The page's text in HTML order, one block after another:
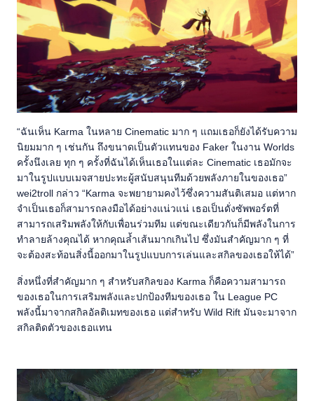
“ฉันเห็น Karma ในหลาย Cinematic มาก ๆ แถมเธอก็ยังได้รับความ
นิยมมาก ๆ เช่นกัน ถึงขนาดเป็นตัวแทนของ Faker ในงาน Worlds
ครั้งนึงเลย ทุก ๆ ครั้งที่ฉันได้เห็นเธอในแต่ละ Cinematic เธอมักจะ
มาในรูปแบบเมจสายปะทะผู้สนับสนุนทีมด้วยพลังภายในของเธอ”
wei2troll กล่าว “Karma จะพยายามคงไว้ซึ่งความสันติเสมอ แต่หาก
จำเป็นเธอก็สามารถลงมือได้อย่างแน่วแน่ เธอเป็นดั่งซัพพอร์ตที่
สามารถเสริมพลังให้กับเพื่อนร่วมทีม แต่ขณะเดียวกันก็มีพลังในการ
ทำลายล้างคุณได้ หากคุณล้ำเส้นมากเกินไป ซึ่งมันสำคัญมาก ๆ ที่
จะต้องสะท้อนสิ่งนี้ออกมาในรูปแบบการเล่นและสกิลของเธอให้ได้”
สิ่งหนึ่งที่สำคัญมาก ๆ สำหรับสกิลของ Karma ก็คือความสามารถ
ของเธอในการเสริมพลังและปกป้องทีมของเธอ ใน League PC
พลังนี้มาจากสกิลอัลติเมทของเธอ แต่สำหรับ Wild Rift มันจะมาจาก
สกิลติดตัวของเธอแทน